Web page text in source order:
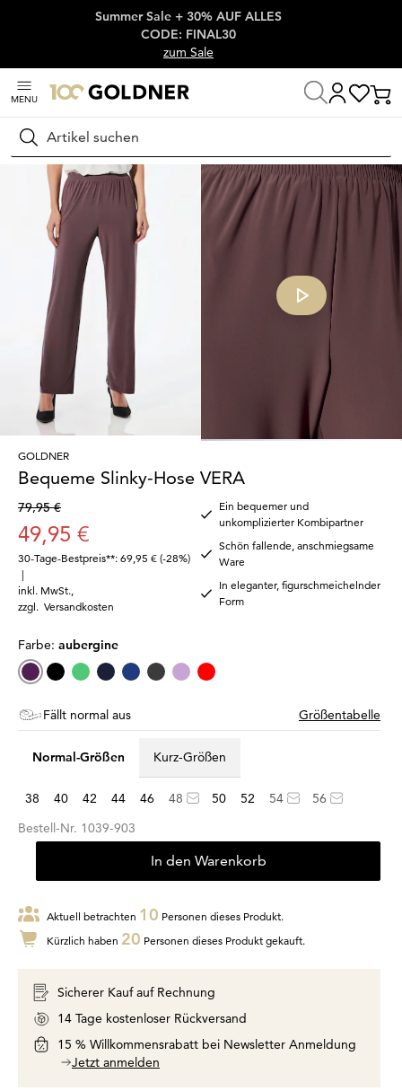
Überspringe Navigation, direkt zum Content
Summer Sale + 30% AUF ALLES
CODE: FINAL30
zum Sale
MENU
Suchen
Startseite Damenmode
GOLDNER
Bequeme Slinky-Hose VERA
79,95 €
49,95 €
30-Tage-Bestpreis**: 69,95 € (-28%)
|
inkl. MwSt.
zzgl. Versandkosten
Ein bequemer und
unkomplizierter Kombipartner
Schön fallende, anschmiegsame
Ware
In eleganter, figurschmeichelnder
Form
Farbe: aubergine
Fällt normal aus Größentabelle
Normal-Größen Kurz-Größen
38 40 42 44 46 48 50 52 54
56
Bestell-Nr. 1039-903
In den Warenkorb
Aktuell betrachten 10 Personen dieses Produkt.
Kürzlich haben 20 Personen dieses Produkt gekauft.
Sicherer Kauf auf Rechnung
14 Tage kostenloser Rückversand
15 % Willkommensrabatt bei Newsletter Anmeldung
Jetzt anmelden